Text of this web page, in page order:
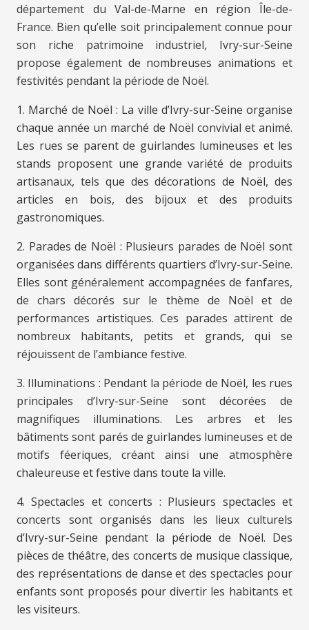
département du Val-de-Marne en région Île-de-
France. Bien qu’elle soit principalement connue pour
son riche patrimoine industriel, Ivry-sur-Seine
propose également de nombreuses animations et
festivités pendant la période de Noël.
1. Marché de Noël : La ville d’Ivry-sur-Seine organise
chaque année un marché de Noël convivial et animé.
Les rues se parent de guirlandes lumineuses et les
stands proposent une grande variété de produits
artisanaux, tels que des décorations de Noël, des
articles en bois, des bijoux et des produits
gastronomiques.
2. Parades de Noël : Plusieurs parades de Noël sont
organisées dans différents quartiers d’Ivry-sur-Seine.
Elles sont généralement accompagnées de fanfares,
de chars décorés sur le thème de Noël et de
performances artistiques. Ces parades attirent de
nombreux habitants, petits et grands, qui se
réjouissent de l’ambiance festive.
3. Illuminations : Pendant la période de Noël, les rues
principales d’Ivry-sur-Seine sont décorées de
magnifiques illuminations. Les arbres et les
bâtiments sont parés de guirlandes lumineuses et de
motifs féeriques, créant ainsi une atmosphère
chaleureuse et festive dans toute la ville.
4. Spectacles et concerts : Plusieurs spectacles et
concerts sont organisés dans les lieux culturels
d’Ivry-sur-Seine pendant la période de Noël. Des
pièces de théâtre, des concerts de musique classique,
des représentations de danse et des spectacles pour
enfants sont proposés pour divertir les habitants et
les visiteurs.